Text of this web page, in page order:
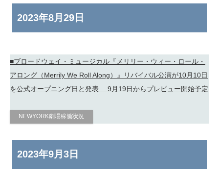
2023年8月29日
■ブロードウェイ・ミュージカル『メリリー・ウィー・ロール・
アロング（Merrily We Roll Along）』リバイバル公演が10月10日
を公式オープニング日と発表 9月19日からプレビュー開始予定
NEWYORK劇場稼働状況
2023年9月3日